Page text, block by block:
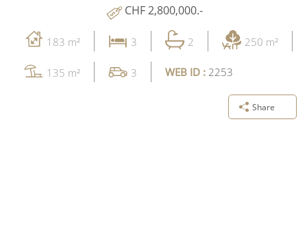
CHF 2,800,000.-
183 m² 3 2 250 m²
135 m² 3 WEB ID : 2253
Share